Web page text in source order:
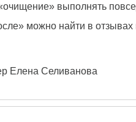
выполнять
можно найти в отзывах
Елена Селиванова